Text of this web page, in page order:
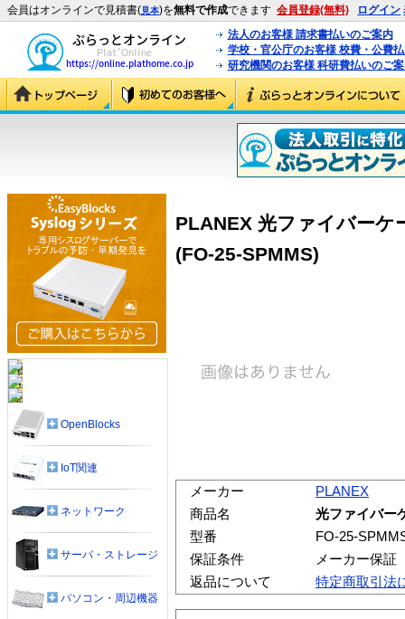
会員はオンラインで見積書(見本)を無料で作成できます 会員登録(無料) ログイン
法人のお客様 請求書払いのご案内
学校・官公庁のお客様 校費・公費
研究機関のお客様 科研費払いのご
PLANEX 光ファイバーケ
(FO-25-SPMMS)
メーカー
PLANEX
商品名
光ファイバー
型番
FO-25-
保証条件
メーカー保証
返品について
特定商取引法
OpenBlocks
IoT関連
ネットワーク
サーバ・ストレージ
パソコン・周辺機器